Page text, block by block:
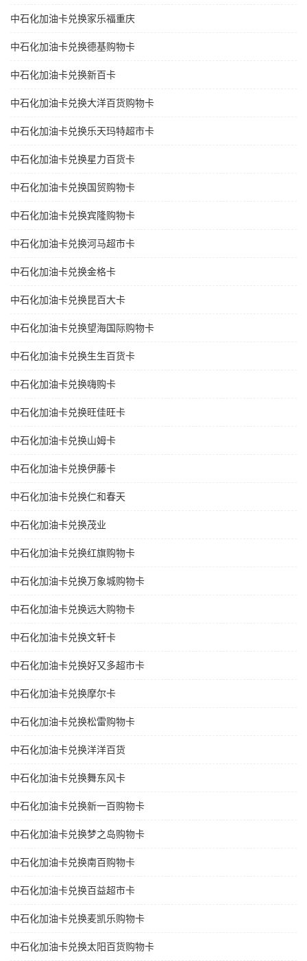
中石化加油卡兑换家乐福重庆
中石化加油卡兑换德基购物卡
中石化加油卡兑换新百卡
中石化加油卡兑换大洋百货购物卡
中石化加油卡兑换乐天玛特超市卡
中石化加油卡兑换星力百货卡
中石化加油卡兑换国贸购物卡
中石化加油卡兑换宾隆购物卡
中石化加油卡兑换河马超市卡
中石化加油卡兑换金格卡
中石化加油卡兑换昆百大卡
中石化加油卡兑换望海国际购物卡
中石化加油卡兑换生生百货卡
中石化加油卡兑换嗨购卡
中石化加油卡兑换旺佳旺卡
中石化加油卡兑换山姆卡
中石化加油卡兑换伊藤卡
中石化加油卡兑换仁和春天
中石化加油卡兑换茂业
中石化加油卡兑换红旗购物卡
中石化加油卡兑换万象城购物卡
中石化加油卡兑换远大购物卡
中石化加油卡兑换文轩卡
中石化加油卡兑换好又多超市卡
中石化加油卡兑换摩尔卡
中石化加油卡兑换松雷购物卡
中石化加油卡兑换洋洋百货
中石化加油卡兑换舞东风卡
中石化加油卡兑换新一百购物卡
中石化加油卡兑换梦之岛购物卡
中石化加油卡兑换南百购物卡
中石化加油卡兑换百益超市卡
中石化加油卡兑换麦凯乐购物卡
中石化加油卡兑换太阳百货购物卡